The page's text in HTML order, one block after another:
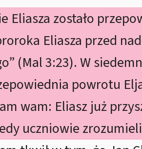
Eliasza zostało
Eliasza przed
(Mal 3:23). W
powrotu
wam: Eliasz już
uczniowie